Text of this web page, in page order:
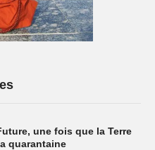
une fois que la Terre
quarantaine